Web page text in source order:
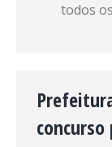
todos